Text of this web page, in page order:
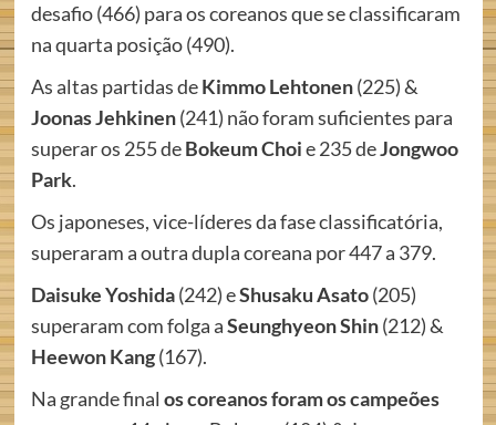
desafio (466) para os coreanos que se classificaram
na quarta posição (490).
As altas partidas deKimmo Lehtonen(225) &
Joonas Jehkinen(241) não foram suficientes para
superar os 255 deBokeum Choie 235 deJongwoo
Park.
Os japoneses, vice-líderes da fase classificatória,
superaram a outra dupla coreana por 447 a 379.
Daisuke Yoshida(242) eShusaku Asato(205)
superaram com folga aSeunghyeon Shin(212) &
Heewon Kang(167).
Na grande final os coreanos foram os campeões